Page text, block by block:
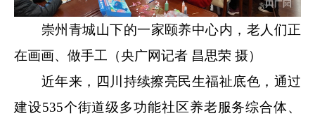
崇州青城山下的一家颐养中心内，老人们正
在画画、做手工（央广网记者 昌思荣 摄）
近年来，四川持续擦亮民生福祉底色，通过
建设535个街道级多功能社区养老服务综合体、